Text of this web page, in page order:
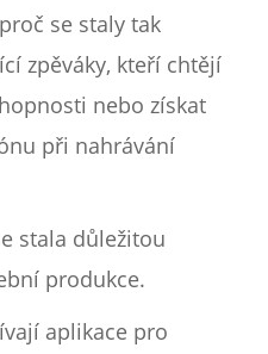
se staly tak
zpěváky, kteří chtějí
nebo získat
při nahrávání
stala důležitou
produkce.
aplikace pro